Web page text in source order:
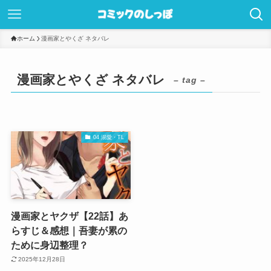
ホーム 漫画家とやくざ ネタバレ
漫画家とやくざ ネタバレ – tag –
04 溺愛・TL
漫画家とヤクザ【22話】あ
らすじ＆感想｜吾妻が累の
ために身辺整理？
2025年12月28日